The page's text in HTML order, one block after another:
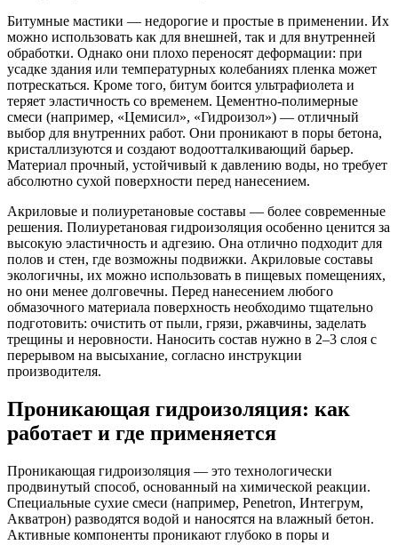
Битумные мастики — недорогие и простые в применении. Их
можно использовать как для внешней, так и для внутренней
обработки. Однако они плохо переносят деформации: при
усадке здания или температурных колебаниях пленка может
потрескаться. Кроме того, битум боится ультрафиолета и
теряет эластичность со временем. Цементно-полимерные
смеси (например, «Цемисил», «Гидроизол») — отличный
выбор для внутренних работ. Они проникают в поры бетона,
кристаллизуются и создают водоотталкивающий барьер.
Материал прочный, устойчивый к давлению воды, но требует
абсолютно сухой поверхности перед нанесением.
Акриловые и полиуретановые составы — более современные
решения. Полиуретановая гидроизоляция особенно ценится за
высокую эластичность и адгезию. Она отлично подходит для
полов и стен, где возможны подвижки. Акриловые составы
экологичны, их можно использовать в пищевых помещениях,
но они менее долговечны. Перед нанесением любого
обмазочного материала поверхность необходимо тщательно
подготовить: очистить от пыли, грязи, ржавчины, заделать
трещины и неровности. Наносить состав нужно в 2–3 слоя с
перерывом на высыхание, согласно инструкции
производителя.
Проникающая гидроизоляция: как
работает и где применяется
Проникающая гидроизоляция — это технологически
продвинутый способ, основанный на химической реакции.
Специальные сухие смеси (например, Penetron, Интегрум,
Акватрон) разводятся водой и наносятся на влажный бетон.
Активные компоненты проникают глубоко в поры и